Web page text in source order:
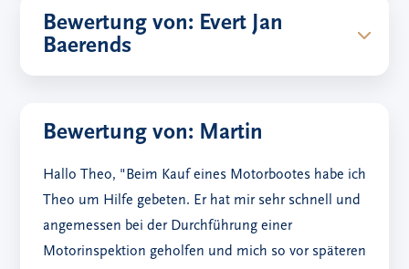
Bewertung von: Evert Jan
Baerends
Bewertung von: Martin
Hallo Theo, "Beim Kauf eines Motorbootes habe ich
Theo um Hilfe gebeten. Er hat mir sehr schnell und
angemessen bei der Durchführung einer
Motorinspektion geholfen und mich so vor späteren